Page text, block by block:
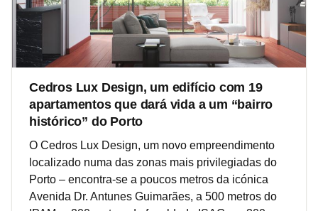
Cedros Lux Design, um edifício com 19
apartamentos que dará vida a um “bairro
histórico” do Porto
O Cedros Lux Design, um novo empreendimento
localizado numa das zonas mais privilegiadas do
Porto – encontra-se a poucos metros da icónica
Avenida Dr. Antunes Guimarães, a 500 metros do